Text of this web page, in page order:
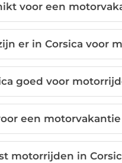
voor een
er in Corsica voor
goed voor
een motorvakantie
motorrijden in